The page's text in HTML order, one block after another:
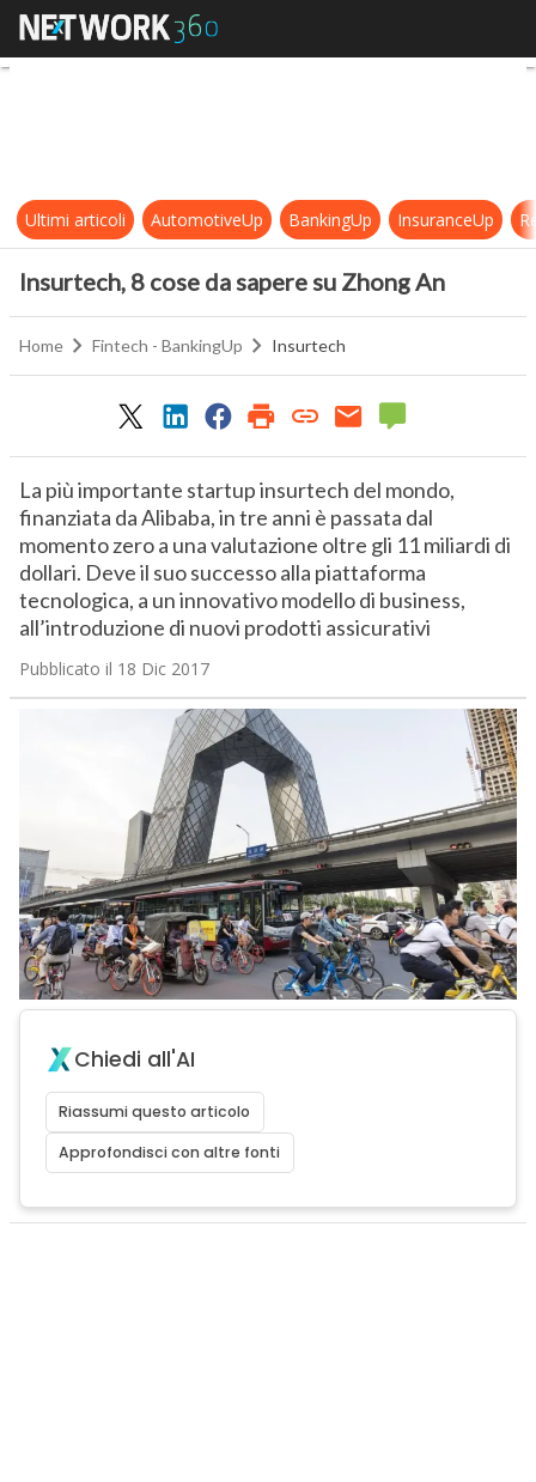
Insurtech, 8 cose da sapere su
Ultimi articoli AutomotiveUp BankingUp InsuranceUp
Insurtech, 8 cose da sapere su Zhong An
Home Fintech - BankingUp Insurtech
La più importante startup insurtech del mondo,
finanziata da Alibaba, in tre anni è passata dal
momento zero a una valutazione oltre gli 11 miliardi di
dollari. Deve il suo successo alla piattaforma
tecnologica, a un innovativo modello di business,
all’introduzione di nuovi prodotti assicurativi
Pubblicato il 18 Dic 2017
Chiedi all'AI
Riassumi questo articolo
Approfondisci con altre fonti